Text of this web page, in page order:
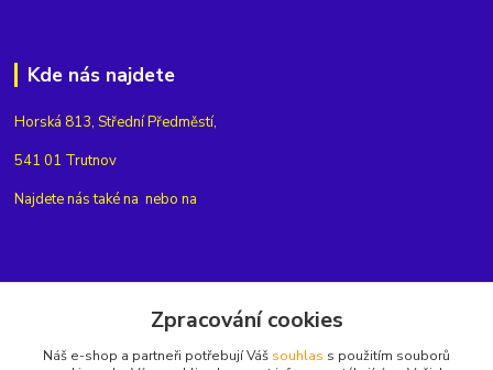
Kde nás najdete
Horská 813, Střední Předměstí,
541 01 Trutnov
Najdete nás také na nebo na
Zpracování cookies
Náš e-shop a partneři potřebují Váš souhlas s použitím souborů